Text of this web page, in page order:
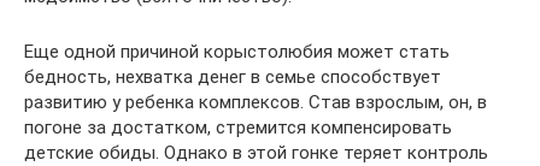
Еще одной причиной корыстолюбия может стать
бедность, нехватка денег в семье способствует
развитию у ребенка комплексов. Став взрослым, он, в
погоне за достатком, стремится компенсировать
детские обиды. Однако в этой гонке теряет контроль